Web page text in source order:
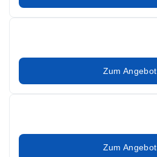
Zum Angebot
Zum Angebot